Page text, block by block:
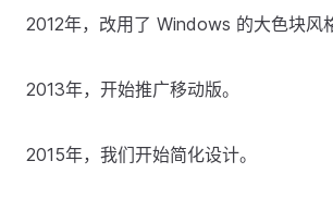
2012年，改用了 Windows 的大色块风
2013年，开始推广移动版。
2015年，我们开始简化设计。